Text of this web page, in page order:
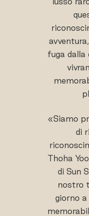
fuga dalla
«Siamo
di
Thoha
di Sun
nostro
giorno